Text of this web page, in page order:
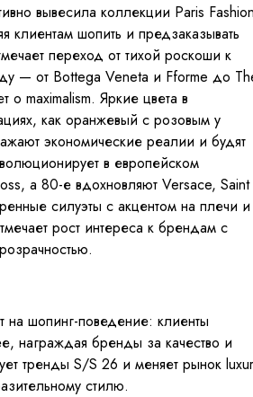
вывесила коллекции Paris
клиентам шопить и предзаказывать
переход от тихой роскоши к
— от Bottega Veneta и Fforme до
о maximalism. Яркие цвета в
как оранжевый с розовым у
экономические реалии и будят
в европейском
а 80-е вдохновляют Versace, Saint
силуэты с акцентом на плечи и
рост интереса к брендам с
на шопинг-поведение: клиенты
награждая бренды за качество и
тренды S/S 26 и меняет рынок
стилю.